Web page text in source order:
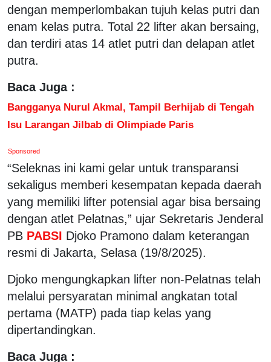
dengan memperlombakan tujuh kelas putri dan
enam kelas putra. Total 22 lifter akan bersaing,
dan terdiri atas 14 atlet putri dan delapan atlet
putra.
Baca Juga :
Bangganya Nurul Akmal, Tampil Berhijab di Tengah
Isu Larangan Jilbab di Olimpiade Paris
Sponsored
“Seleknas ini kami gelar untuk transparansi
sekaligus memberi kesempatan kepada daerah
yang memiliki lifter potensial agar bisa bersaing
dengan atlet Pelatnas,” ujar Sekretaris Jenderal
PB PABSI Djoko Pramono dalam keterangan
resmi di Jakarta, Selasa (19/8/2025).
Djoko mengungkapkan lifter non-Pelatnas telah
melalui persyaratan minimal angkatan total
pertama (MATP) pada tiap kelas yang
dipertandingkan.
Baca Juga :